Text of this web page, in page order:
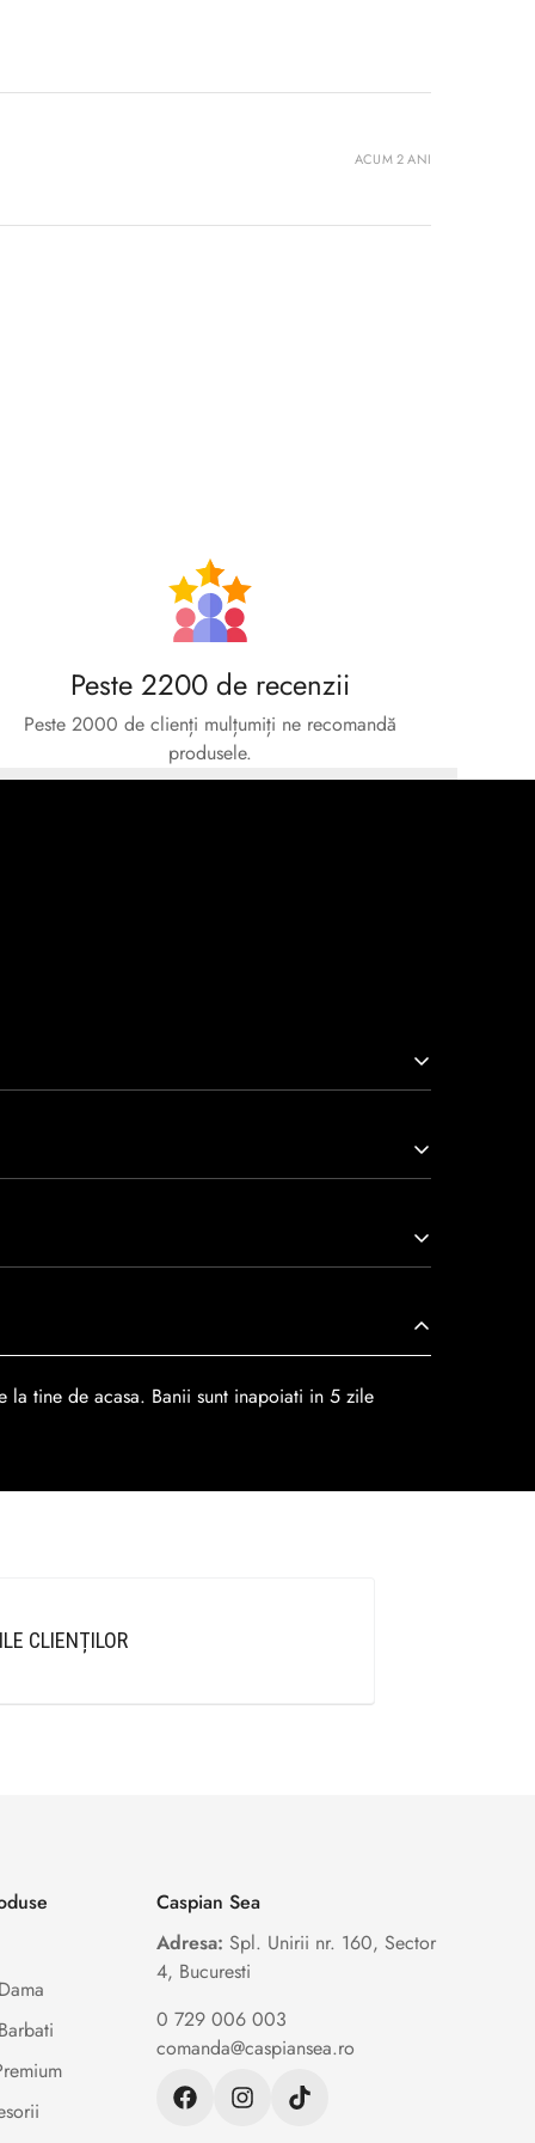
ACUM 2 ANI
Peste 2200 de recenzii
Peste 2000 de clienți mulțumiți ne recomandă
produsele.
nu doar pantofi, ci opere de artă care transcend
la tine de acasa. Banii sunt inapoiati in 5 zile
CLIENȚILOR
Caspian Sea
Adresa: Spl. Unirii nr. 160, Sector
4, Bucuresti
0 729 006 003
comanda@caspiansea.ro